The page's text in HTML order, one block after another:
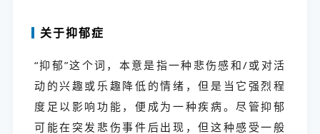
关于抑郁症
“抑郁”这个词，本意是指一种悲伤感和/或对活
动的兴趣或乐趣降低的情绪，但是当它强烈程
度足以影响功能，便成为一种疾病。尽管抑郁
可能在突发悲伤事件后出现，但这种感受一般